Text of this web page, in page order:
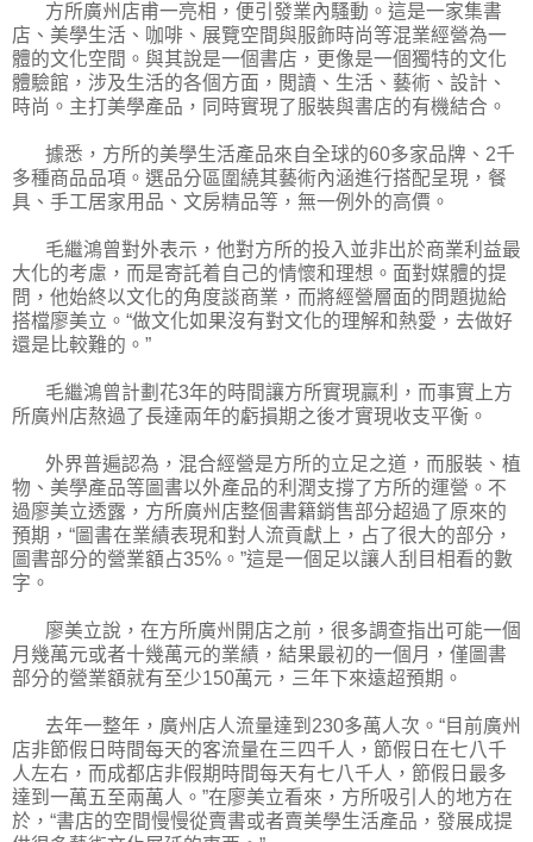
方所廣州店甫一亮相，便引發業內騷動。這是一家集書
店、美學生活、咖啡、展覽空間與服飾時尚等混業經營為一
體的文化空間。與其說是一個書店，更像是一個獨特的文化
體驗館，涉及生活的各個方面，閲讀、生活、藝術、設計、
時尚。主打美學產品，同時實現了服裝與書店的有機結合。
據悉，方所的美學生活產品來自全球的60多家品牌、2千
多種商品品項。選品分區圍繞其藝術內涵進行搭配呈現，餐
具、手工居家用品、文房精品等，無一例外的高價。
毛繼鴻曾對外表示，他對方所的投入並非出於商業利益最
大化的考慮，而是寄託着自己的情懷和理想。面對媒體的提
問，他始終以文化的角度談商業，而將經營層面的問題拋給
搭檔廖美立。“做文化如果沒有對文化的理解和熱愛，去做好
還是比較難的。”
毛繼鴻曾計劃花3年的時間讓方所實現贏利，而事實上方
所廣州店熬過了長達兩年的虧損期之後才實現收支平衡。
外界普遍認為，混合經營是方所的立足之道，而服裝、植
物、美學產品等圖書以外產品的利潤支撐了方所的運營。不
過廖美立透露，方所廣州店整個書籍銷售部分超過了原來的
預期，“圖書在業績表現和對人流貢獻上，占了很大的部分，
圖書部分的營業額占35%。”這是一個足以讓人刮目相看的數
字。
廖美立說，在方所廣州開店之前，很多調查指出可能一個
月幾萬元或者十幾萬元的業績，結果最初的一個月，僅圖書
部分的營業額就有至少150萬元，三年下來遠超預期。
去年一整年，廣州店人流量達到230多萬人次。“目前廣州
店非節假日時間每天的客流量在三四千人，節假日在七八千
人左右，而成都店非假期時間每天有七八千人，節假日最多
達到一萬五至兩萬人。”在廖美立看來，方所吸引人的地方在
於，“書店的空間慢慢從賣書或者賣美學生活產品，發展成提